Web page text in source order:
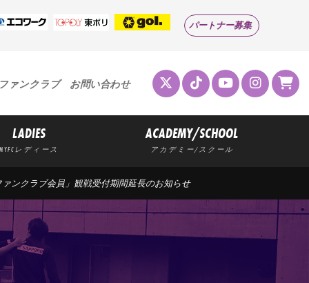
パートナー募集
ァンクラブ お問い合わせ
LADIES
MYFCレディース
ACADEMY/SCHOOL
アカデミー/スクール
ンクラブ会員」観戦受付期間延長のお知らせ